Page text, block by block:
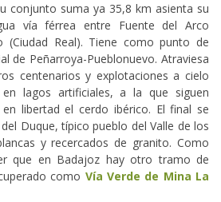
conjunto suma ya 35,8 km asienta su
vía férrea entre Fuente del Arco
(Ciudad Real). Tiene como punto de
de Peñarroya-Pueblonuevo. Atraviesa
centenarios y explotaciones a cielo
lagos artificiales, a la que siguen
libertad el cerdo ibérico. El final se
Duque, típico pueblo del Valle de los
y recercados de granito. Como
que en Badajoz hay otro tramo de
como Vía Verde de Mina La